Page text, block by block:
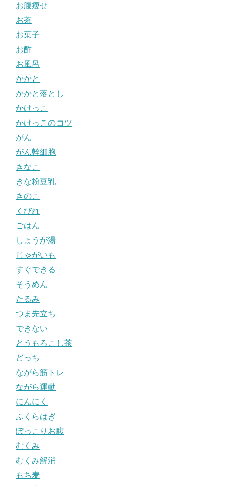
お腹瘦せ
お茶
お菓子
お酢
お風呂
かかと
かかと落とし
かけっこ
かけっこのコツ
がん
がん幹細胞
きなこ
きな粉豆乳
きのこ
くびれ
ごはん
しょうが湯
じゃがいも
すぐできる
そうめん
たるみ
つま先立ち
できない
とうもろこし茶
どっち
ながら筋トレ
ながら運動
にんにく
ふくらはぎ
ぽっこりお腹
むくみ
むくみ解消
もち麦